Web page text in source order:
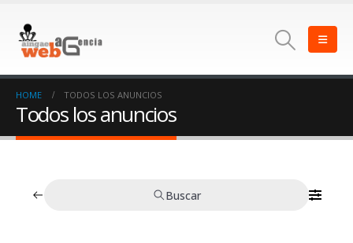
HOME TODOS LOS ANUNCIOS
Todos los anuncios
Buscar